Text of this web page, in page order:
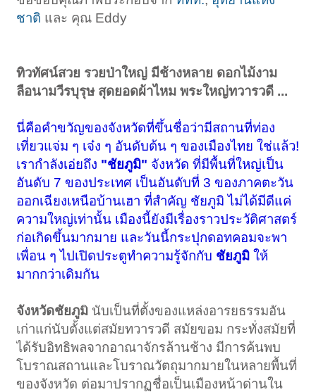
ชาติ และ คุณ Eddy
ทิวทัศน์สวย รวยป่าใหญ่ มีช้างหลาย ดอกไม้งาม
ลือนามวีรบุรุษ สุดยอดผ้าไหม พระใหญ่ทวารวดี ...
นี่คือคำขวัญของจังหวัดที่ขึ้นชื่อว่ามีสถานที่ท่อง
เที่ยวแจ่ม ๆ เจ๋ง ๆ อันดับต้น ๆ ของเมืองไทย ใช่แล้ว!
เรากำลังเอ่ยถึง "ชัยภูมิ" จังหวัด ที่มีพื้นที่ใหญ่เป็น
อันดับ 7 ของประเทศ เป็นอันดับที่ 3 ของภาคตะวัน
ออกเฉียงเหนือบ้านเฮา ที่สำคัญ ชัยภูมิ ไม่ได้มีดีแค่
ความใหญ่เท่านั้น เมืองนี้ยังมีเรื่องราวประวัติศาสตร์
ก่อเกิดขึ้นมากมาย และวันนี้กระปุกดอทคอมจะพา
เพื่อน ๆ ไปเปิดประตูทำความรู้จักกับ ชัยภูมิให้
มากกว่าเดิมกัน
จังหวัดชัยภูม ิ นับเป็นที่ตั้งของแหล่งอารยธรรมอัน
เก่าแก่นับตั้งแต่สมัยทวารวดี สมัยขอม กระทั่งสมัยที่
ได้รับอิทธิพลจากอาณาจักรล้านช้าง มีการค้นพบ
โบราณสถานและโบราณวัตถุมากมายในหลายพื้นที่
ของจังหวัด ต่อมาปรากฏชื่อเป็นเมืองหน้าด่านใน